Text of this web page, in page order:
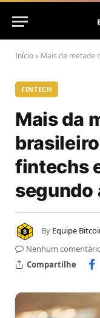
Início » Mais da metade dos
FINTECH
Mais da
fintechs
segundo
By Equipe
Nenhum
Compartilhe